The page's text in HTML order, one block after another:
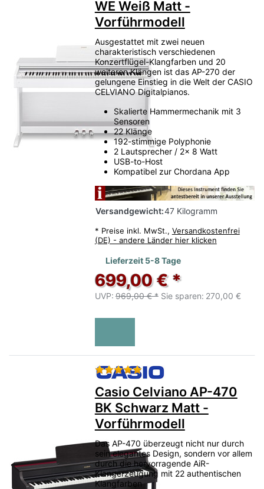
attraktiv kaufen möchten.
Einzelstücke
Versandretouren
Sonderpreise
Von Bauer-Music kontrolliert.
Attraktive Preise sichern.
Nur solange verfügbar.
Hier finden Sie Ihr persönliches
WE Weiß Matt -
Vorführmodell
Ausgestattet mit zwei neuen
charakteristisch verschiedenen
Konzertflügel-Klangfarben und 20
weiteren Klängen ist das AP-270 der
gelungene Einstieg in die Welt der CASIO
CELVIANO Digitalpianos.
Skalierte Hammermechanik mit 3
Sensoren
22 Klänge
192-stimmige Polyphonie
2 Lautsprecher / 2x 8 Watt
USB-to-Host
Kompatibel zur Chordana App
Versandgewicht:47 Kilogramm
* Preise inkl. MwSt., Versandkostenfrei
(DE) - andere Länder hier klicken
Lieferzeit 5-8 Tage
699,00 € *
UVP: 969,00 € * Sie sparen: 270,00 €
Bewertung: 5 von 5
Casio Celviano AP-470
BK Schwarz Matt -
Vorführmodell
Das AP-470 überzeugt nicht nur durch
sein elegantes Design, sondern vor allem
durch die hervorragende AiR-
Klangerzeugung mit 22 authentischen
Klangfarben